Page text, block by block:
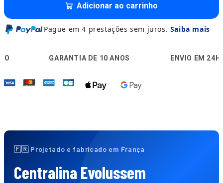
Adicionar ao carrinho
Pague em 4 prestações sem juros. Saiba mais
🛡️ GARANTIA DE 10 ANOS 🚚 ENVIO EM 24H 🔒
🇫🇷 Projetado e fabricado em França
Centralina Evolussem